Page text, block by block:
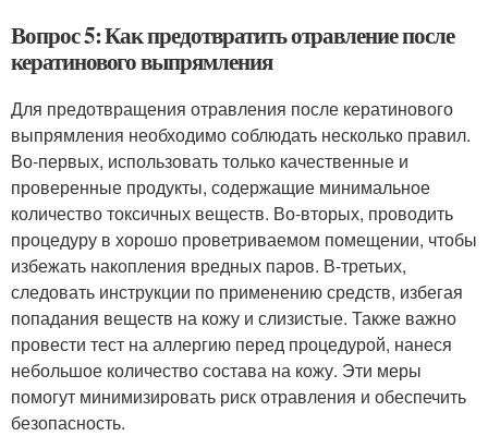
Вопрос 5: Как предотвратить отравление после
кератинового выпрямления
Для предотвращения отравления после кератинового
выпрямления необходимо соблюдать несколько правил.
Во-первых, использовать только качественные и
проверенные продукты, содержащие минимальное
количество токсичных веществ. Во-вторых, проводить
процедуру в хорошо проветриваемом помещении, чтобы
избежать накопления вредных паров. В-третьих,
следовать инструкции по применению средств, избегая
попадания веществ на кожу и слизистые. Также важно
провести тест на аллергию перед процедурой, нанеся
небольшое количество состава на кожу. Эти меры
помогут минимизировать риск отравления и обеспечить
безопасность.